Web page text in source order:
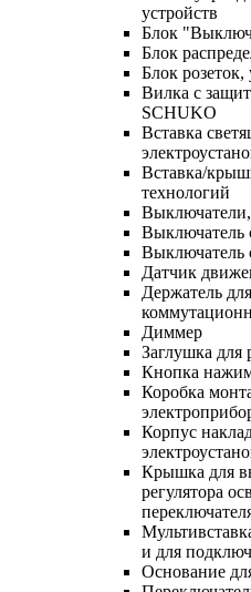
устройств
Блок
Блок
Блок розеток,
Вилка с
SCHUKO
Вставка
Вставка/
технологий
Выключатель
Выключатель
Датчик
Держатель
Диммер
Заглушка для
Кнопка
Коробка
Корпус
Крышка для
регулятора
и для
Основание